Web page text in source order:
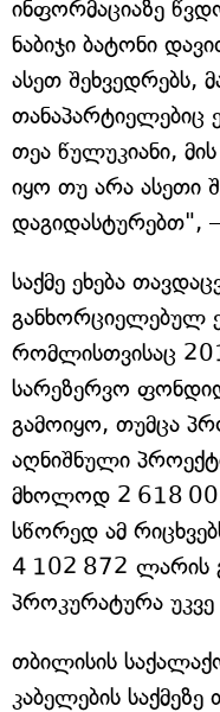
ინფორმაციაზე
ნაბიჯი ბატონი
ასეთ შეხვედრებს,
თანაპარტიელებიც
თეა წულუკიანი,
იყო თუ არა ასეთი
დაგიდასტურებთ",
საქმე ეხება
განხორციელებულ
რომლისთვისაც
სარეზერვო
გამოიყო, თუმცა
აღნიშნული
მხოლოდ 2 618
სწორედ ამ
4 102 872 ლარის
პროკურატურა
თბილისის
კაბელების